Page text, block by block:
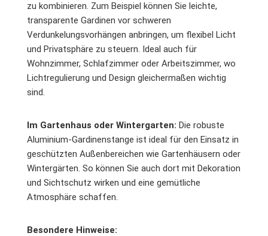
zu kombinieren. Zum Beispiel können Sie leichte,
transparente Gardinen vor schweren
Verdunkelungsvorhängen anbringen, um flexibel Licht
und Privatsphäre zu steuern. Ideal auch für
Wohnzimmer, Schlafzimmer oder Arbeitszimmer, wo
Lichtregulierung und Design gleichermaßen wichtig
sind.
Im Gartenhaus oder Wintergarten: Die robuste
Aluminium-Gardinenstange ist ideal für den Einsatz in
geschützten Außenbereichen wie Gartenhäusern oder
Wintergärten. So können Sie auch dort mit Dekoration
und Sichtschutz wirken und eine gemütliche
Atmosphäre schaffen.
Besondere Hinweise: